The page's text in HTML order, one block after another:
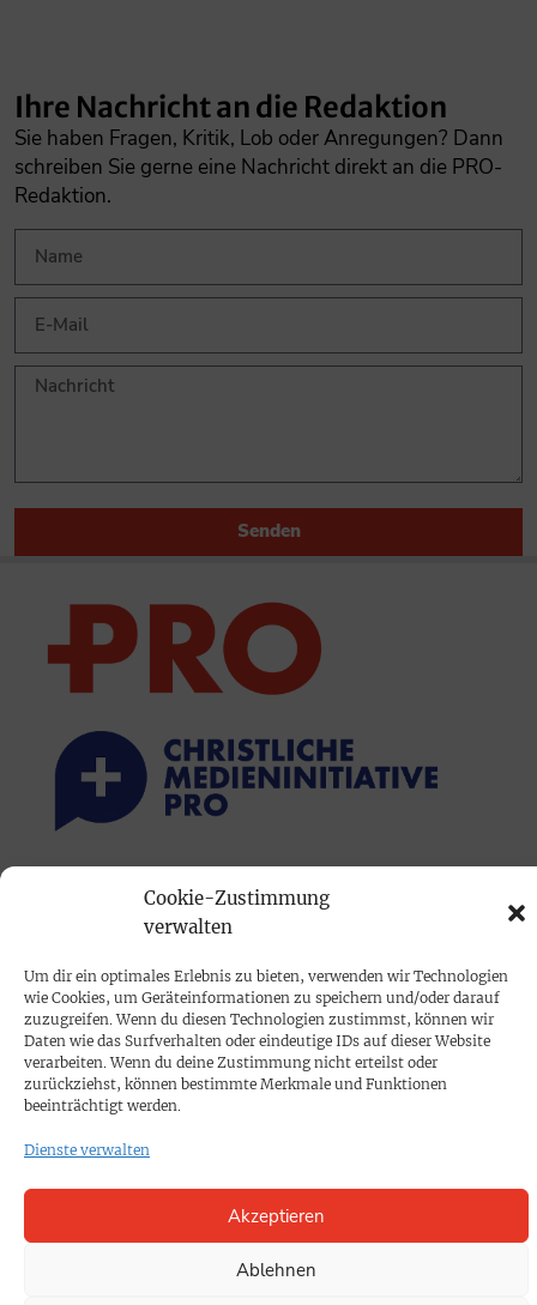
Cookie-Zustimmung
verwalten
Um dir ein optimales Erlebnis zu bieten, verwenden wir Technologien
wie Cookies, um Geräteinformationen zu speichern und/oder darauf
zuzugreifen. Wenn du diesen Technologien zustimmst, können wir
Daten wie das Surfverhalten oder eindeutige IDs auf dieser Website
verarbeiten. Wenn du deine Zustimmung nicht erteilst oder
zurückziehst, können bestimmte Merkmale und Funktionen
beeinträchtigt werden.
Dienste verwalten
Akzeptieren
Ablehnen
Ihre Nachricht an die Redaktion
Sie haben Fragen, Kritik, Lob oder Anregungen? Dann
schreiben Sie gerne eine Nachricht direkt an die PRO-
Redaktion.
Senden
PRINTAUSGABE
Mediadaten
PROKOMPAKT
Impressum
SPENDEN
Datenschutz
Cookie-Richtlinie